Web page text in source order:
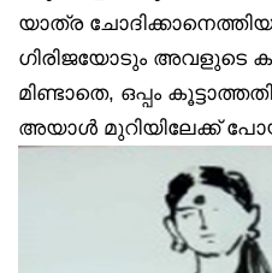
യാത്ര
ഗിരിജയോടും അവളുടെ
മിണ്ടാതെ, ഒപ്പം
അയാൾ മുറിയിലേക്ക്